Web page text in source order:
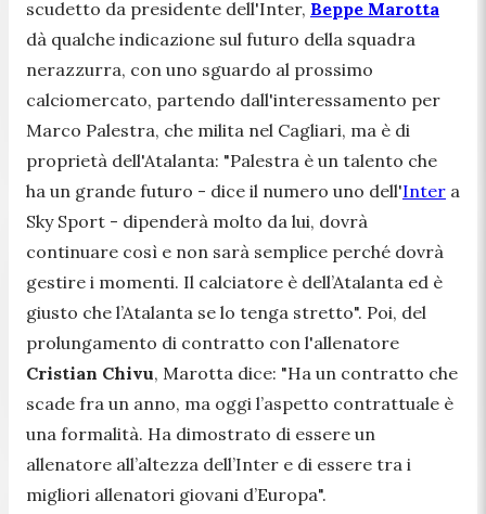
scudetto da presidente dell'Inter, Beppe Marotta
dà qualche indicazione sul futuro della squadra
nerazzurra, con uno sguardo al prossimo
calciomercato, partendo dall'interessamento per
Marco Palestra, che milita nel Cagliari, ma è di
proprietà dell'Atalanta: "Palestra è un talento che
ha un grande futuro - dice il numero uno dell'Inter a
Sky Sport - dipenderà molto da lui, dovrà
continuare così e non sarà semplice perché dovrà
gestire i momenti. Il calciatore è dell’Atalanta ed è
giusto che l’Atalanta se lo tenga stretto". Poi, del
prolungamento di contratto con l'allenatore
Cristian Chivu, Marotta dice: "Ha un contratto che
scade fra un anno, ma oggi l’aspetto contrattuale è
una formalità. Ha dimostrato di essere un
allenatore all’altezza dell’Inter e di essere tra i
migliori allenatori giovani d’Europa".